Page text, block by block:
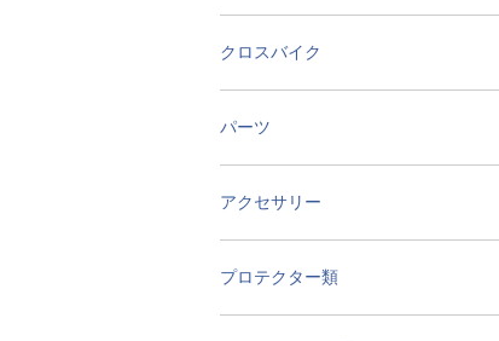
クロスバイク
パーツ
アクセサリー
プロテクター類